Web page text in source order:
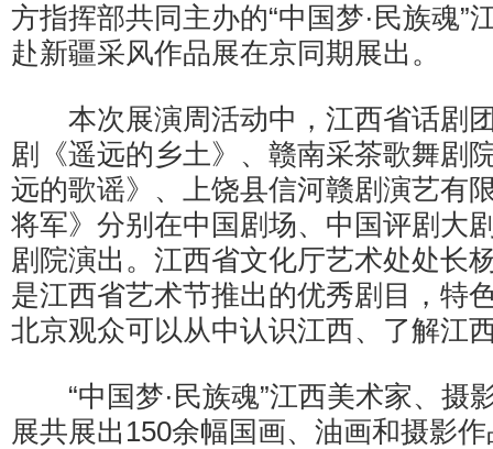
方指挥部共同主办的“中国梦·民族魂”
赴新疆采风作品展在京同期展出。
本次展演周活动中，江西省话剧
剧《遥远的乡土》、赣南采茶歌舞剧
远的歌谣》、上饶县信河赣剧演艺有
将军》分别在中国剧场、中国评剧大
剧院演出。江西省文化厅艺术处处长
是江西省艺术节推出的优秀剧目，特
北京观众可以从中认识江西、了解江
“中国梦·民族魂”江西美术家、摄
展共展出150余幅国画、油画和摄影